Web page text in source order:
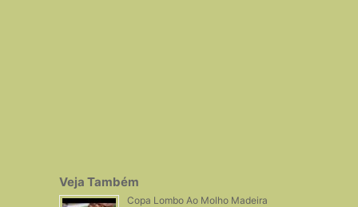
Veja Também
Copa Lombo Ao Molho Madeira